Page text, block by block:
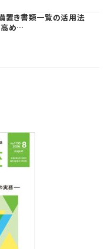
置き書類一覧の活用法
め…